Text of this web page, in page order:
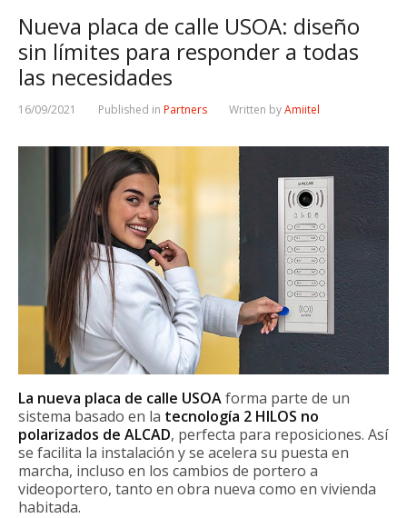
Nueva placa de calle USOA: diseño
sin límites para responder a todas
las necesidades
16/09/2021 Published in Partners Written byAmiitel
La nueva placa de calle USOAforma parte de un
sistema basado en la tecnología 2 HILOS no
polarizados de ALCAD, perfecta para reposiciones. Así
se facilita la instalación y se acelera su puesta en
marcha, incluso en los cambios de portero a
videoportero, tanto en obra nueva como en vivienda
habitada.